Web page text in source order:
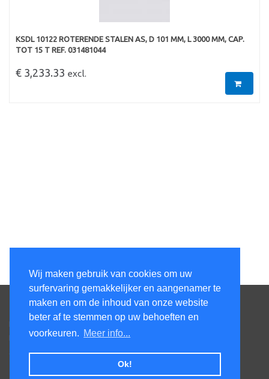
Wij maken gebruik van cookies om uw
surfervaring gemakkelijker en aangenamer te
maken en om de inhoud van onze website
beter af te stemmen op uw behoeften en
voorkeuren. Meer info...
Ok!
KSDL 10122 ROTERENDE STALEN AS, D 101 MM, L 3000 MM, CAP.
TOT 15 T REF. 031481044
€ 3,233.33 excl.
Contacteer ons
Honsdonkstraat 25A
3120 Tremelo